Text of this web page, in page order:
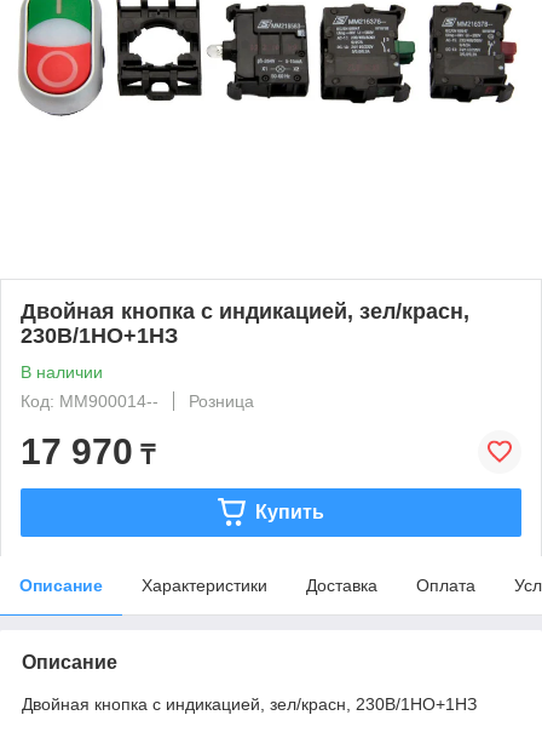
Двойная кнопка с индикацией, зел/красн,
230В/1НО+1НЗ
В наличии
Код: MM900014--
Розница
17 970 ₸
Купить
Описание Характеристики Доставка Оплата
Описание
Двойная кнопка с индикацией, зел/красн, 230В/1НО+1НЗ